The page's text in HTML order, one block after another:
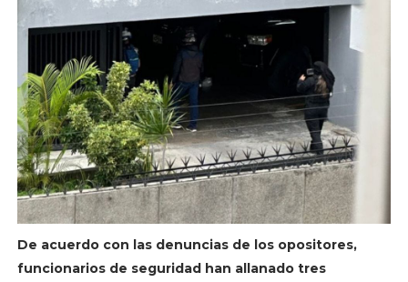
De acuerdo con las denuncias de los opositores,
funcionarios de seguridad han allanado tres